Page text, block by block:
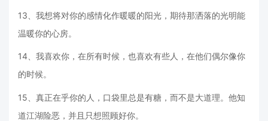
13、我想将对你的感情化作暖暖的阳光，期待那洒落的光明能
温暖你的心房。
14、我喜欢你，在所有时候，也喜欢有些人，在他们偶尔像你
的时候。
15、真正在乎你的人，口袋里总是有糖，而不是大道理。他知
道江湖险恶，并且只想照顾好你。